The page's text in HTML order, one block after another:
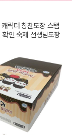
릭터 칭찬도장 스탬
인 숙제 선생님도장